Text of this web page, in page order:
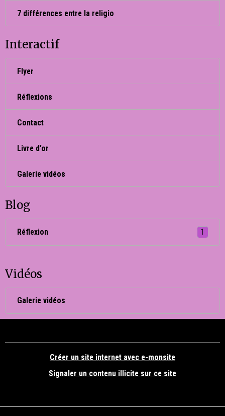
7 différences entre la religio
Interactif
Flyer
Réflexions
Contact
Livre d'or
Galerie vidéos
Blog
Réflexion 1
Vidéos
Galerie vidéos
Créer un site internet avec e-monsite
Signaler un contenu illicite sur ce site